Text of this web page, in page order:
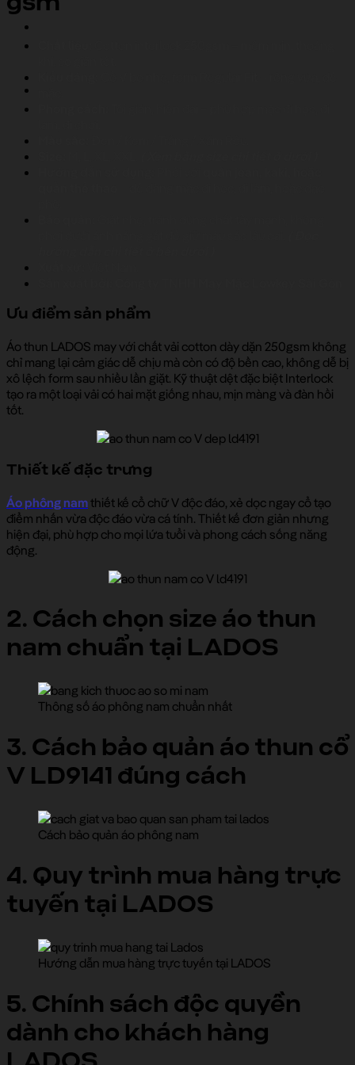
Ưu điểm sản phẩm
Áo thun LADOS may với chất vải cotton dày dặn 250gsm không
chỉ mang lại cảm giác dễ chịu mà còn có độ bền cao, không dễ bị
xô lệch form sau nhiều lần giặt. Kỹ thuật dệt đặc biệt Interlock
tạo ra một loại vải có hai mặt giống nhau, mịn màng và đàn hồi
tốt.
Thiết kế đặc trưng
Áo phông namthiết kế cổ chữ V độc đáo, xẻ dọc ngay cổ tạo
điểm nhấn vừa độc đáo vừa cá tính. Thiết kế đơn giản nhưng
hiện đại, phù hợp cho mọi lứa tuổi và phong cách sống năng
động.
2. Cách chọn size áo thun
nam chuẩn tại LADOS
Thông số áo phông nam chuẩn nhất
3. Cách bảo quản áo thun cổ
V LD9141 đúng cách
Cách bảo quản áo phông nam
4. Quy trình mua hàng trực
tuyến tại LADOS
Hướng dẫn mua hàng trực tuyến tại LADOS
5. Chính sách độc quyền
dành cho khách hàng